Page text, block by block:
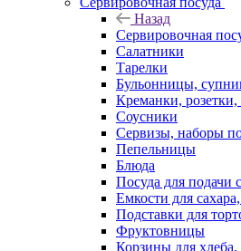
Назад
Сервировочная
Салатники
Тарелки
Бульонницы,
Креманки,
Соусники
Сервизы, наборы
Пепельницы
Блюда
Посуда для подачи
Емкости для
Подставки для
Фруктовницы
Корзины для